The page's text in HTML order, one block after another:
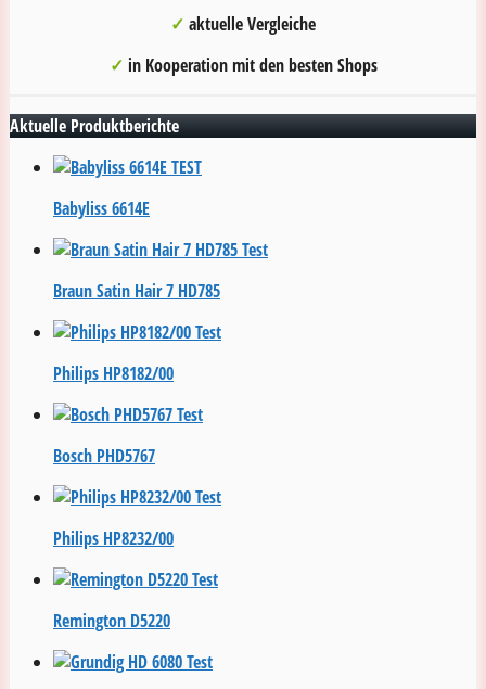
✓ aktuelle Vergleiche
✓ in Kooperation mit den besten Shops
Aktuelle Produktberichte
Babyliss 6614E
Braun Satin Hair 7 HD785
Philips HP8182/00
Bosch PHD5767
Philips HP8232/00
Remington D5220